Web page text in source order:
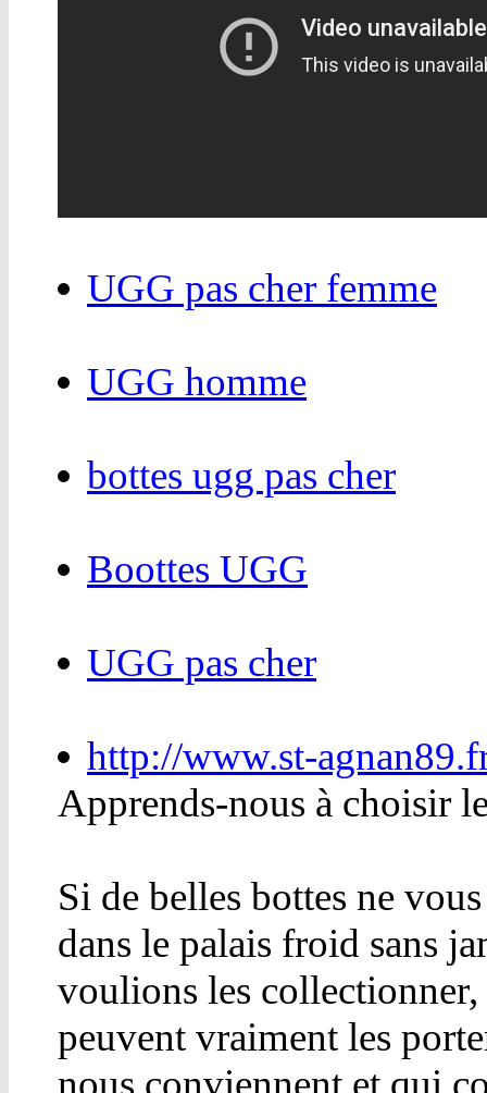
UGG pas cher femme
UGG homme
bottes ugg pas cher
Boottes UGG
UGG pas cher
http://www.st-
Apprends-nous à choisir
Si de belles bottes ne
dans le palais froid sans
voulions les collectionner,
peuvent vraiment les